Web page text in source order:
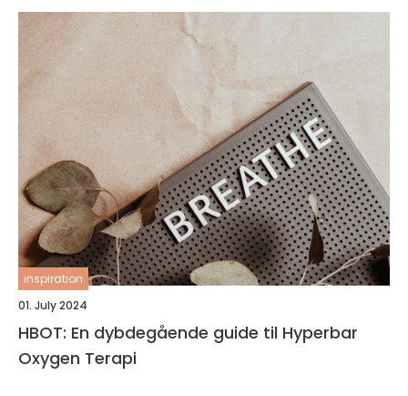
inspiration
01. July 2024
HBOT: En dybdegående guide til Hyperbar
Oxygen Terapi